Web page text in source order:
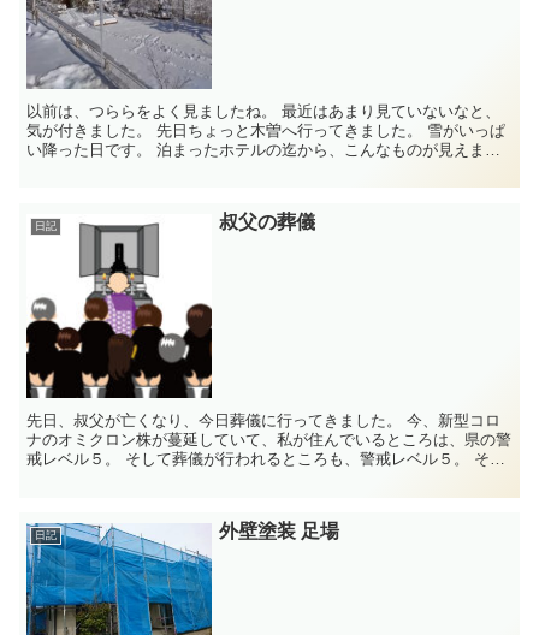
以前は、つららをよく見ましたね。 最近はあまり見ていないなと、
気が付きました。 先日ちょっと木曽へ行ってきました。 雪がいっぱ
い降った日です。 泊まったホテルの迄から、こんなものが見えまし
日記 叔父の葬儀
先日、叔父が亡くなり、今日葬儀に行ってきました。 今、新型コロ
ナのオミクロン株が蔓延していて、私が住んでいるところは、県の警
戒レベル５。 そして葬儀が行われるところも、警戒レベル５。 その
日記 外壁塗装 足場